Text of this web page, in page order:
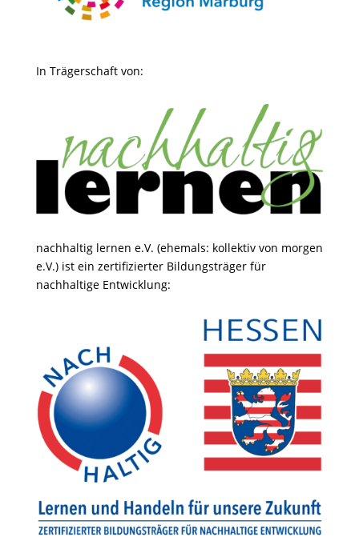
In Trägerschaft von:
nachhaltig lernen e.V. (ehemals: kollektiv von morgen
e.V.) ist ein zertifizierter Bildungsträger für
nachhaltige Entwicklung: